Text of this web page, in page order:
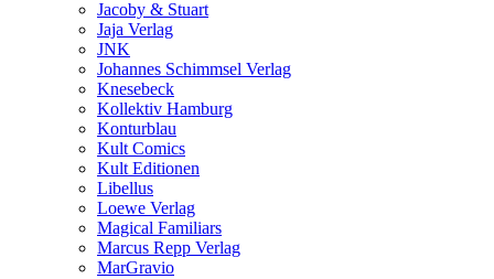
Jacoby & Stuart
Jaja Verlag
JNK
Johannes Schimmsel Verlag
Knesebeck
Kollektiv Hamburg
Konturblau
Kult Comics
Kult Editionen
Libellus
Loewe Verlag
Magical Familiars
Marcus Repp Verlag
MarGravio